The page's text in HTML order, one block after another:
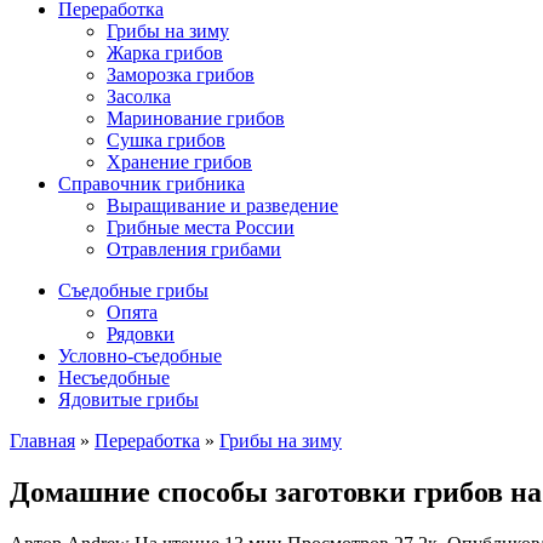
Переработка
Грибы на зиму
Жарка грибов
Заморозка грибов
Засолка
Маринование грибов
Сушка грибов
Хранение грибов
Справочник грибника
Выращивание и разведение
Грибные места России
Отравления грибами
Съедобные грибы
Опята
Рядовки
Условно-съедобные
Несъедобные
Ядовитые грибы
Главная » Переработка » Грибы на зиму
Домашние способы заготовки грибов